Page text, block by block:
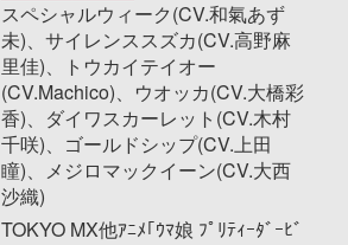
スペシャルウィーク(CV.和氣あず
未)、サイレンススズカ(CV.高野麻
里佳)、トウカイテイオー
(CV.Machico)、ウオッカ(CV.大橋彩
香)、ダイワスカーレット(CV.木村
千咲)、ゴールドシップ(CV.上田
瞳)、メジロマックイーン(CV.大西
沙織)
TOKYO MX他ｱﾆﾒ｢ｳﾏ娘 ﾌﾟﾘﾃｨｰﾀﾞｰﾋﾞ